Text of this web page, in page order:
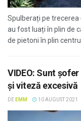
Spulberați pe trecerea
au fost luați în plin de
de pietoni în plin
VIDEO: Sunt
şi viteză excesivă
DE EMM 10 AUGUST 2021